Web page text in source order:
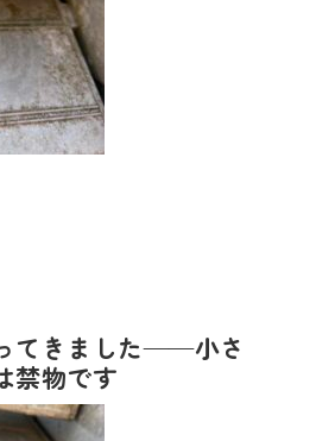
てきました——小さ
禁物です